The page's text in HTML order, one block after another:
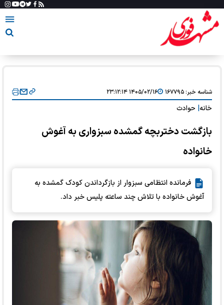
شناسه خبر:۱۶۷۷۹۵ ۱۴۰۵/۰۲/۱۶ ۲۳:۱۲:۱۴
خانه حوادث
بازگشت دختربچه گمشده سبزواری به آغوش
خانواده
فرمانده انتظامی سبزوار از بازگرداندن کودک گمشده به
آغوش خانواده با تلاش چند ساعته پلیس خبر داد.